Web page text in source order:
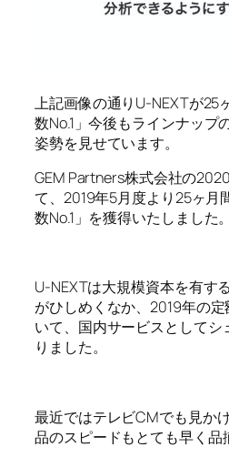
上記画像の通りU-NEXTが25
数No.1」今後もラインナップ
姿勢を見せています。
GEM Partners株式会社の
て、2019年5月度より25ヶ月
数No.1」を獲得いたしました。
U-NEXTは大規模資本を有す
がひしめくなか、2019年の
いて、国内サービスとしてシ
りました。
最近ではテレビCMでも見か
品のスピードもとても早く品